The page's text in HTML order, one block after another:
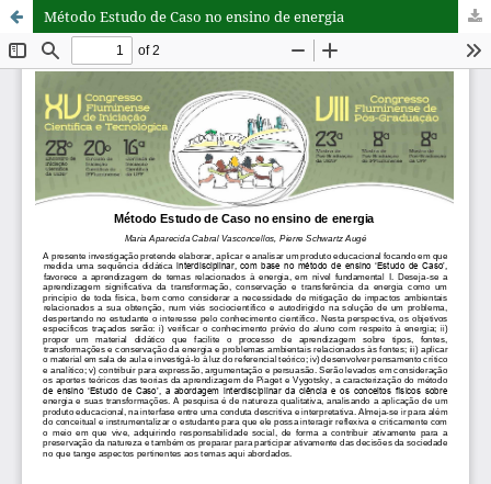
Método Estudo de Caso no ensino de energia